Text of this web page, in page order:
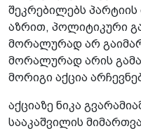
შეკრებილებს
აზრით, პოლიტიკური
მორალურად არ
მორალურად არის
მორიგი აქცია
აქციაზე ნიკა
სააკაშვილის